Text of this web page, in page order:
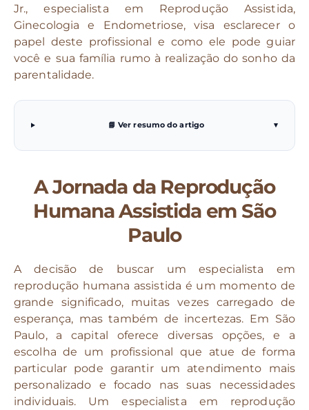
Jr., especialista em Reprodução Assistida,
Ginecologia e Endometriose, visa esclarecer o
papel deste profissional e como ele pode guiar
você e sua família rumo à realização do sonho da
parentalidade.
📘 Ver resumo do artigo ▾
A Jornada da Reprodução
Humana Assistida em São
Paulo
A decisão de buscar um especialista em
reprodução humana assistida é um momento de
grande significado, muitas vezes carregado de
esperança, mas também de incertezas. Em São
Paulo, a capital oferece diversas opções, e a
escolha de um profissional que atue de forma
particular pode garantir um atendimento mais
personalizado e focado nas suas necessidades
individuais. Um especialista em reprodução